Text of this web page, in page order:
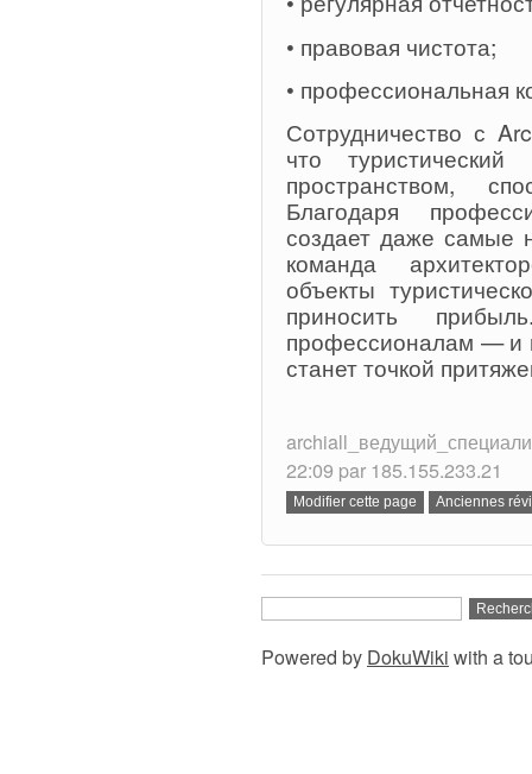
• правовая чистота;
• профессиональная
Сотрудничество с
что
пространством,
Благодаря
создает даже самые
команда
объекты
приносить
профессионалам — и
станет точкой
22:09 par 185.155.233.21
Powered by DokuWiki with a